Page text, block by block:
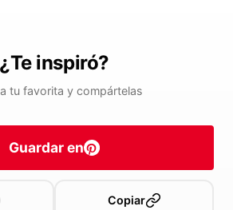
¿Te inspiró?
tu favorita y compártelas
Guardar en
Copiar